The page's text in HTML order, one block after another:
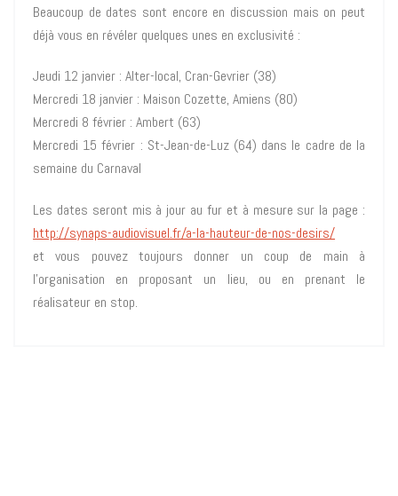
Beaucoup de dates sont encore en discussion mais on peut
déjà vous en révéler quelques unes en exclusivité :
Jeudi 12 janvier : Alter-local, Cran-Gevrier (38)
Mercredi 18 janvier : Maison Cozette, Amiens (80)
Mercredi 8 février : Ambert (63)
Mercredi 15 février : St-Jean-de-Luz (64) dans le cadre de la
semaine du Carnaval
Les dates seront mis à jour au fur et à mesure sur la page :
http://synaps-audiovisuel.fr/a-la-hauteur-de-nos-desirs/
et vous pouvez toujours donner un coup de main à
l’organisation en proposant un lieu, ou en prenant le
réalisateur en stop.